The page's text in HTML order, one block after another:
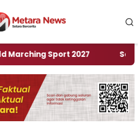
Sport 2027 ‎Soal